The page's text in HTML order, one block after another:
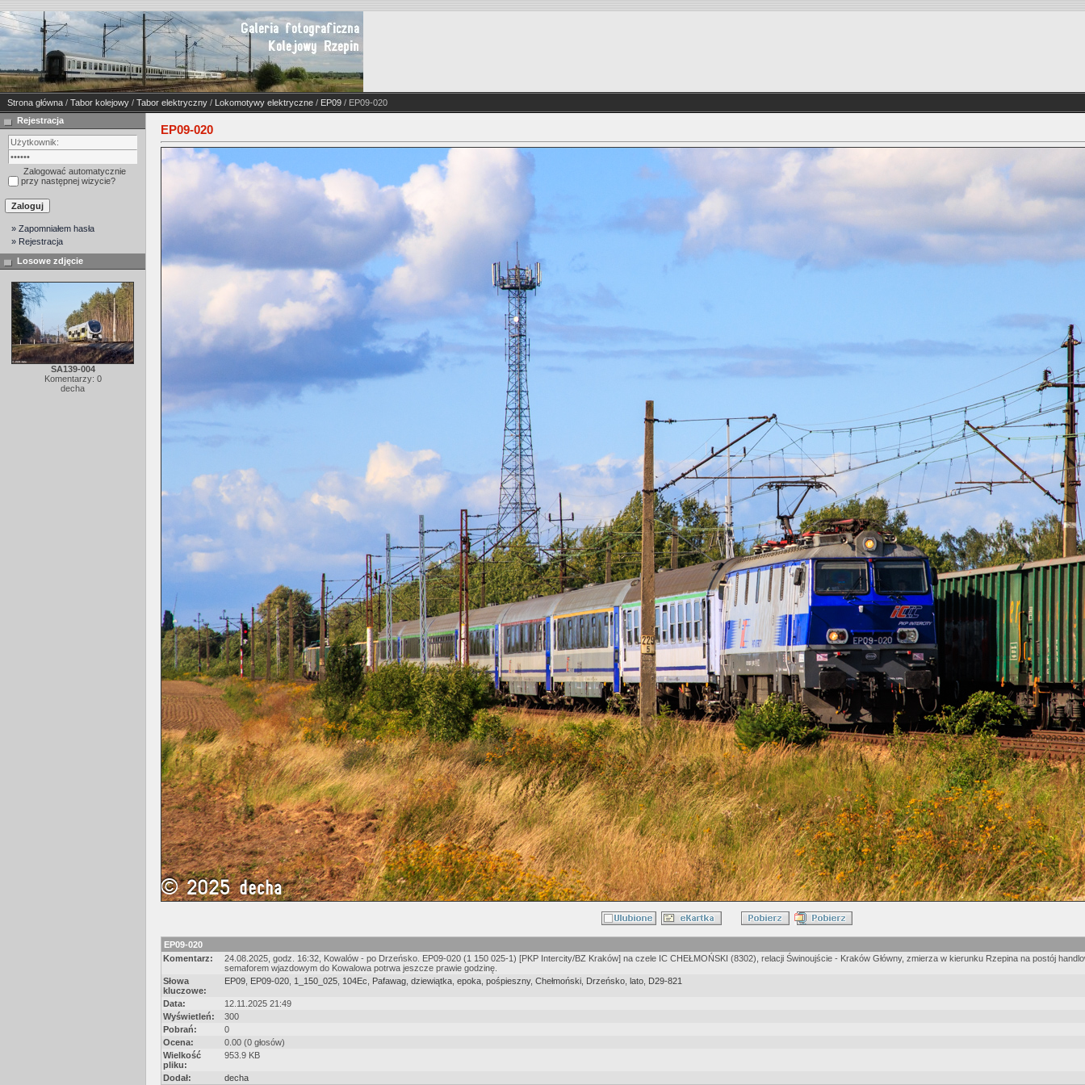
Strona główna / Tabor kolejowy / Tabor elektryczny / Lokomotywy elektryczne / EP09 / EP09-020
Rejestracja
Zalogować automatycznie
przy następnej wizycie?
» Zapomniałem hasła
» Rejestracja
Losowe zdjęcie
SA139-004
Komentarzy: 0
decha
EP09-020
EP09-020
Komentarz:
24.08.2025, godz. 16:32, Kowalów - po Drzeńsko. EP09-020 (1 150 025-1) [PKP Intercity/BZ Kraków] na czele IC CHEŁMOŃSKI (8302), relacji Świnoujście - Kraków Główny, zmierza w kierunku Rzepina na postój
semaforem wjazdowym do Kowalowa potrwa jeszcze prawie godzinę.
Słowa
kluczowe:
EP09 EP09-020 1_150_025 104Ec Pafawag dziewiątka epoka pośpieszny, Chełmoński Drzeńsko lato D29-821
Data:
12.11.2025 21:49
Wyświetleń:
300
Pobrań:
0
Ocena:
0.00 (0 głosów)
Wielkość
pliku:
953.9 KB
Dodał: decha